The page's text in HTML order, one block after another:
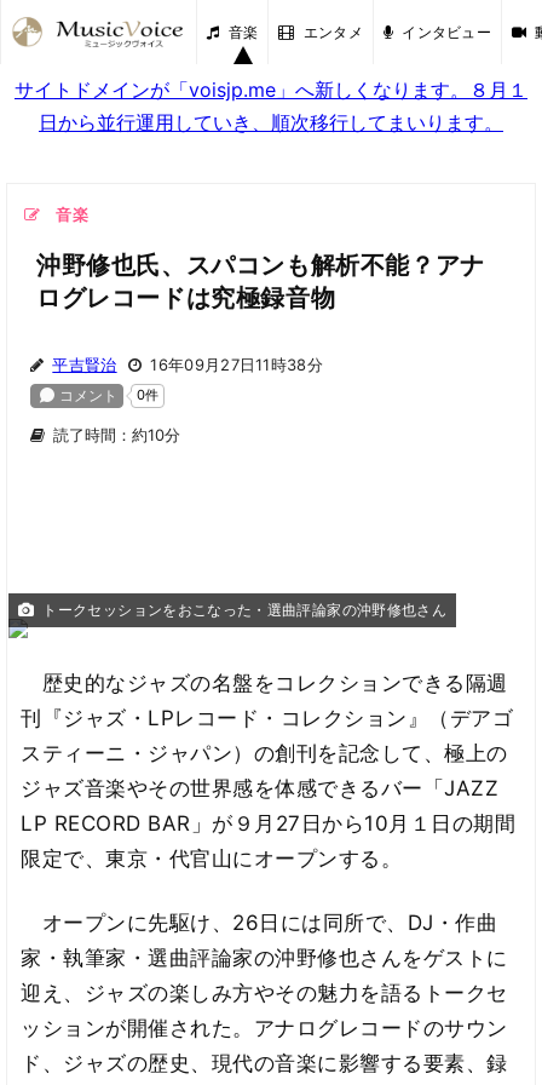
音楽 エンタメ インタビュー
サイトドメインが「voisjp.me」へ新しくなります。８月１
日から並行運用していき、順次移行してまいります。
音楽
沖野修也氏、スパコンも解析不能？アナ
ログレコードは究極録音物
平吉賢治 16年09月27日11時38分
読了時間：約10分
トークセッションをおこなった・選曲評論家の沖野修也さん
歴史的なジャズの名盤をコレクションできる隔週
刊『ジャズ・LPレコード・コレクション』（デアゴ
スティーニ・ジャパン）の創刊を記念して、極上の
ジャズ音楽やその世界感を体感できるバー「JAZZ
LP RECORD BAR」が９月27日から10月１日の期間
限定で、東京・代官山にオープンする。
オープンに先駆け、26日には同所で、DJ・作曲
家・執筆家・選曲評論家の沖野修也さんをゲストに
迎え、ジャズの楽しみ方やその魅力を語るトークセ
ッションが開催された。アナログレコードのサウン
ド、ジャズの歴史、現代の音楽に影響する要素、録